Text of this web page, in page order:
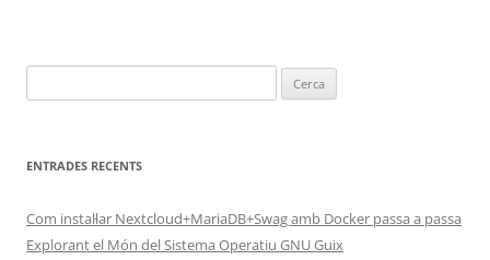
ENTRADES RECENTS
Com instal·lar Nextcloud+MariaDB+Swag amb Docker passa a passa
Explorant el Món del Sistema Operatiu GNU Guix